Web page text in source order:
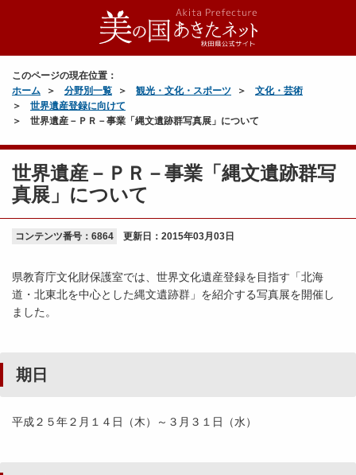
このページの現在位置：
ホーム
分野別一覧 観光・文化・スポーツ
文化・芸術
世界遺産登録に向けて
世界遺産－ＰＲ－事業「縄文遺跡群写真展」について
世界遺産－ＰＲ－事業「縄文遺跡群写
真展」について
コンテンツ番号：6864 更新日： 2015年03月03日
県教育庁文化財保護室では、世界文化遺産登録を目指す「北海
道・北東北を中心とした縄文遺跡群」を紹介する写真展を開催し
ました。
期日
平成２５年２月１４日（木）～３月３１日（水）